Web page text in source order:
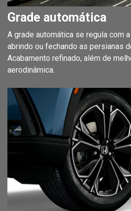
Grade automática
A grade automática se regula com
abrindo ou fechando as persianas
Acabamento refinado, além de
aerodinâmica.